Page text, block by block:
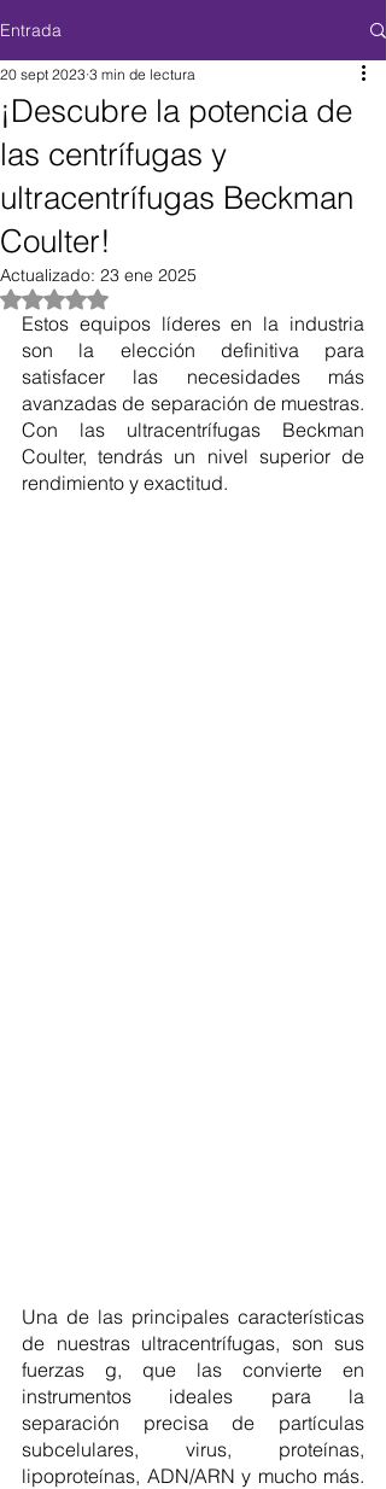
Entrada
¡Descubre la potencia de
las centrífugas y
ultracentrífugas Beckman
Coulter!
20 sept 2023 3 min de lectura
Actualizado: 23 ene 2025
Obtuvo NaN de 5 estrellas.
Estos equipos líderes en la industria
son la elección definitiva para
satisfacer las necesidades más
avanzadas de separación de muestras.
Con las ultracentrífugas Beckman
Coulter, tendrás un nivel superior de
rendimiento y exactitud.
Una de las principales características
de nuestras ultracentrífugas, son sus
fuerzas g, que las convierte en
instrumentos ideales para la
separación precisa de partículas
subcelulares, virus, proteínas,
lipoproteínas, ADN/ARN y mucho más.